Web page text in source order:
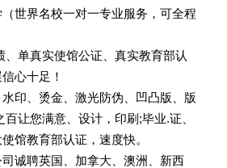
世界名校一对一专业服务，可全程
单真实使馆公证、真实教育部认
心十足！
印、烫金、激光防伪、凹凸版、版
让您满意、设计，印刷;毕业.证、
馆教育部认证，速度快。
诚聘英国、加拿大、澳洲、新西